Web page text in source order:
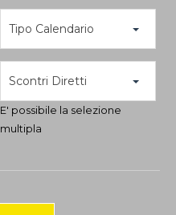
Tipo Calendario
Scontri Diretti
E' possibile la selezione
multipla